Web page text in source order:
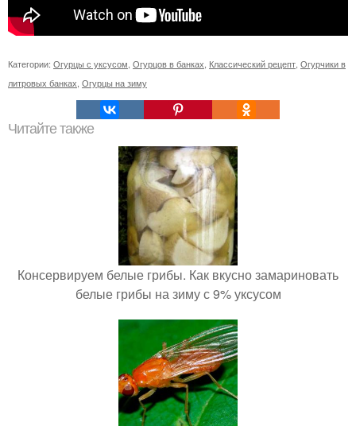
Категории: Огурцы с уксусом, Огурцов в банках, Классический рецепт, Огурчики в
литровых банках, Огурцы на зиму
Читайте также
Консервируем белые грибы. Как вкусно замариновать
белые грибы на зиму с 9% уксусом